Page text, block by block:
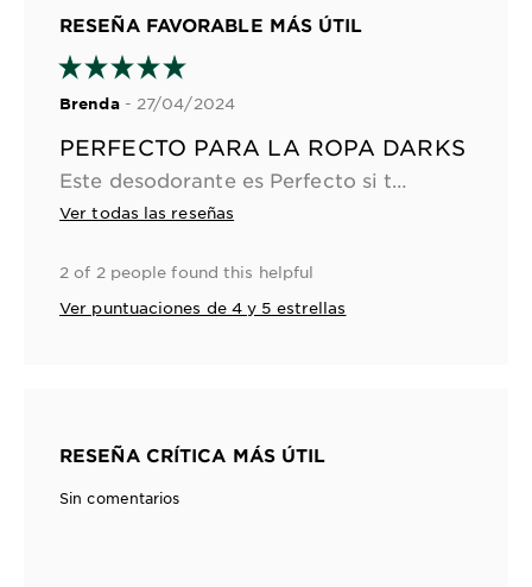
RESEÑA FAVORABLE MÁS ÚTIL
Brenda - 27/04/2024
PERFECTO PARA LA ROPA DARKS
Ver todas las reseñas
2 of 2 people found this helpful
Ver puntuaciones de 4 y 5 estrellas
RESEÑA CRÍTICA MÁS ÚTIL
Sin comentarios